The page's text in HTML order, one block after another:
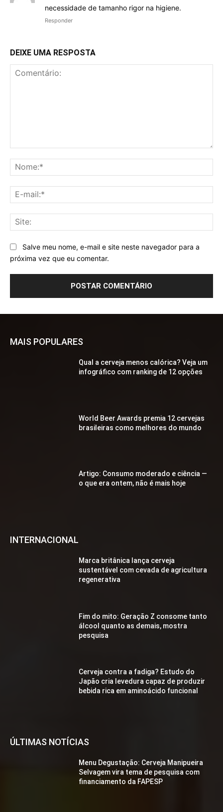
necessidade de tamanho rigor na higiene.
Responder
DEIXE UMA RESPOSTA
Salve meu nome, e-mail e site neste navegador para a
próxima vez que eu comentar.
MAIS POPULARES
Qual a cerveja menos calórica? Veja um
infográfico com ranking de 12 opções
World Beer Awards premia 12 cervejas
brasileiras como melhores do mundo
Artigo: Consumo moderado e ciência —
o que era ontem, não é mais hoje
INTERNACIONAL
Marca britânica lança cerveja
sustentável com cevada de agricultura
regenerativa
Fim do mito: Geração Z consome tanto
álcool quanto as demais, mostra
pesquisa
Cerveja contra a fadiga? Estudo do
Japão cria levedura capaz de produzir
bebida rica em aminoácido funcional
ÚLTIMAS NOTÍCIAS
Menu Degustação: Cerveja Manipueira
Selvagem vira tema de pesquisa com
financiamento da FAPESP